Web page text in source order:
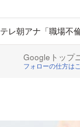
テレ朝アナ「職場不
Googleトップ
フォローの仕方は